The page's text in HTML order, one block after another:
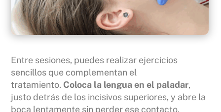
Entre sesiones, puedes realizar ejercicios
sencillos que complementan el
tratamiento. Coloca la lengua en el paladar,
justo detrás de los incisivos superiores, y abre la
boca lentamente sin perder ese contacto.